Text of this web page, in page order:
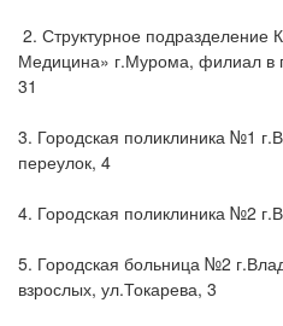
2. Структурное
Медицина» г.Мурома, филиал в
31
3. Городская поликлиника №1
переулок, 4
4. Городская поликлиника №2
5. Городская больница №2
взрослых, ул.Токарева, 3